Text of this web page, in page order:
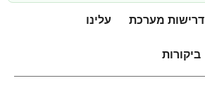
דרישות מערכת עלינו
ביקורות